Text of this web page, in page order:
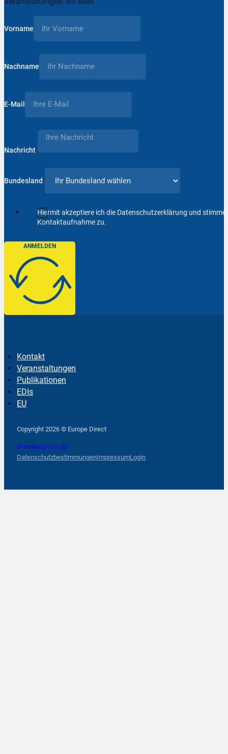
Vorname
Nachname
E-Mail
Nachricht
Bundesland
Hiermit akzeptiere ich die Datenschutzerklärung und
Kontaktaufnahme zu.
ANMELDEN
Kontakt
Veranstaltungen
Publikationen
EDIs
EU
Copyright 2026 © Europe Direct
Webdesign by qlp
DatenschutzbestimmungenImpressumLogin